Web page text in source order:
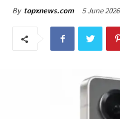
By topxnews.com 5 June 2026